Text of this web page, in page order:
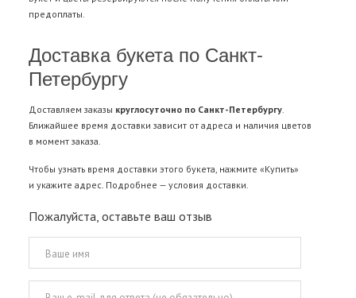
предоплаты.
Доставка букета по Санкт-
Петербургу
Доставляем заказы круглосуточно по Санкт-Петербургу.
Ближайшее время доставки зависит от адреса и наличия цветов
в момент заказа.
Чтобы узнать время доставки этого букета, нажмите «Купить»
и укажите адрес. Подробнее — условия доставки.
Пожалуйста, оставьте ваш отзыв